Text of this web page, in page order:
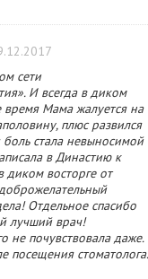
сети
И всегда в диком
Мама жалуется на
плюс развился
стала невыносимой
в Династию к
восторге от
Отдельное спасибо
лучший врач!
не почувствовала даже.
посещения стоматолога.